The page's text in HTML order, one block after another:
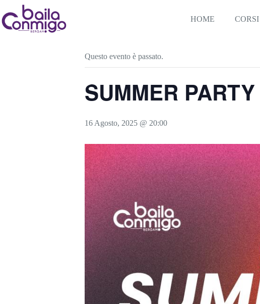
al
contenuto
HOME CORSI
Questo evento è passato.
SUMMER
16 Agosto, 2025 @ 20:00